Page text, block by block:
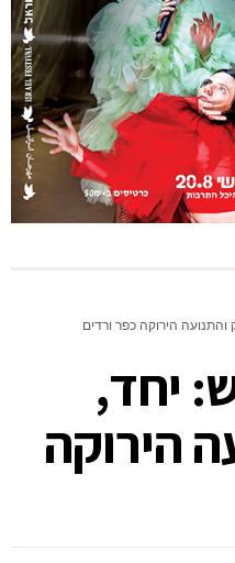
הירוקה כפר ורדים
יחד,
הירוקה